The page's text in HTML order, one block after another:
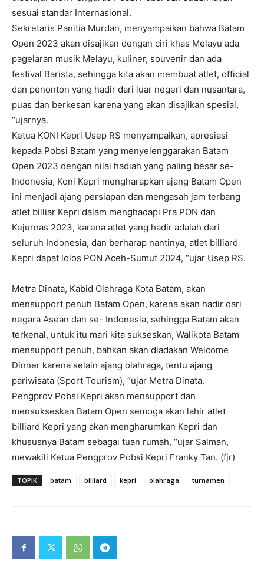
sesuai standar Internasional.
Sekretaris Panitia Murdan, menyampaikan bahwa Batam
Open 2023 akan disajikan dengan ciri khas Melayu ada
pagelaran musik Melayu, kuliner, souvenir dan ada
festival Barista, sehingga kita akan membuat atlet, official
dan penonton yang hadir dari luar negeri dan nusantara,
puas dan berkesan karena yang akan disajikan spesial,
“ujarnya.
Ketua KONI Kepri Usep RS menyampaikan, apresiasi
kepada Pobsi Batam yang menyelenggarakan Batam
Open 2023 dengan nilai hadiah yang paling besar se-
Indonesia, Koni Kepri mengharapkan ajang Batam Open
ini menjadi ajang persiapan dan mengasah jam terbang
atlet billiar Kepri dalam menghadapi Pra PON dan
Kejurnas 2023, karena atlet yang hadir adalah dari
seluruh Indonesia, dan berharap nantinya, atlet billiard
Kepri dapat lolos PON Aceh-Sumut 2024, “ujar Usep RS.
Metra Dinata, Kabid Olahraga Kota Batam, akan
mensupport penuh Batam Open, karena akan hadir dari
negara Asean dan se- Indonesia, sehingga Batam akan
terkenal, untuk itu mari kita sukseskan, Walikota Batam
mensupport penuh, bahkan akan diadakan Welcome
Dinner karena selain ajang olahraga, tentu ajang
pariwisata (Sport Tourism), “ujar Metra Dinata.
Pengprov Pobsi Kepri akan mensupport dan
mensukseskan Batam Open semoga akan lahir atlet
billiard Kepri yang akan mengharumkan Kepri dan
khususnya Batam sebagai tuan rumah, “ujar Salman,
mewakili Ketua Pengprov Pobsi Kepri Franky Tan. (fjr)
TOPIK batam biliiard kepri olahraga turnamen